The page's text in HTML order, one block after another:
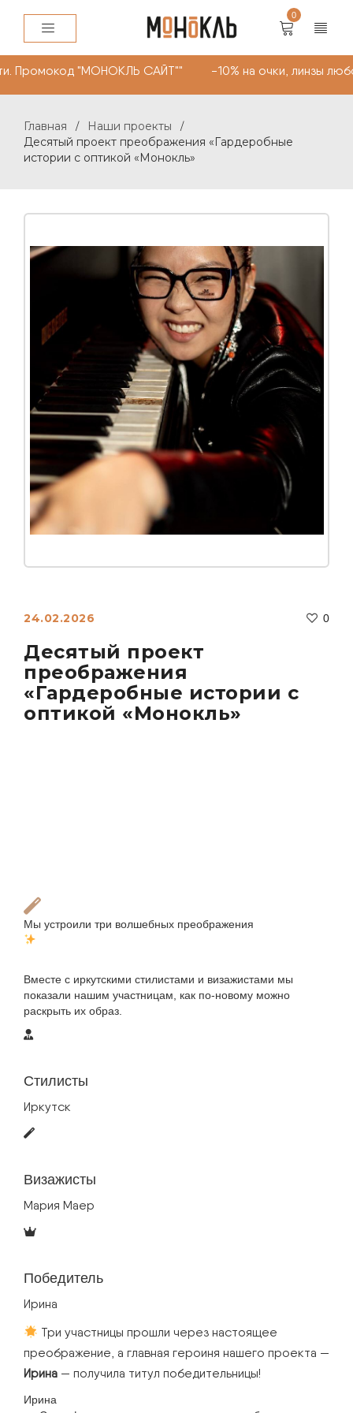
0
"МОНОКЛЬ САЙТ"" -10% на очки, линзы
Главная / Наши проекты /
Десятый проект преображения «Гардеробные
истории с оптикой «Монокль»
24.02.2026 0
Десятый проект
преображения
«Гардеробные истории с
оптикой «Монокль»
Мы устроили три волшебных преображения
Вместе с иркутскими стилистами и визажистами мы
показали нашим участницам, как по-новому можно
раскрыть их образ.
Стилисты
Иркутск
Визажисты
Мария Маер
Победитель
Ирина
Три участницы прошли через настоящее
преображение, а главная героиня нашего проекта —
Ирина — получила титул победительницы!
Ирина
ПОСЛЕДНИЕ
ЗАПИСИ